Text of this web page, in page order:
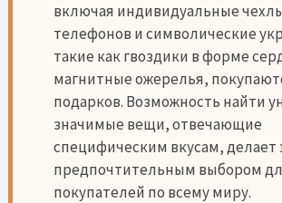
включая индивидуальные
телефонов и символические
такие как гвоздики в форме
магнитные ожерелья,
подарков. Возможность найти
значимые вещи, отвечающие
специфическим вкусам, делает
предпочтительным выбором
покупателей по всему миру.